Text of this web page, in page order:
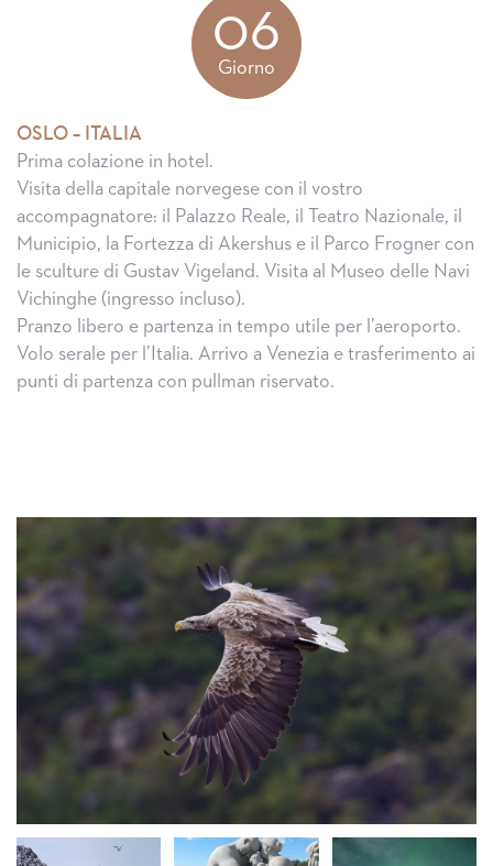
06
Giorno
OSLO – ITALIA
Prima colazione in hotel.
Visita della capitale norvegese con il vostro
accompagnatore: il Palazzo Reale, il Teatro Nazionale, il
Municipio, la Fortezza di Akershus e il Parco Frogner con
le sculture di Gustav Vigeland. Visita al Museo delle Navi
Vichinghe (ingresso incluso).
Pranzo libero e partenza in tempo utile per l’aeroporto.
Volo serale per l’Italia. Arrivo a Venezia e trasferimento ai
punti di partenza con pullman riservato.